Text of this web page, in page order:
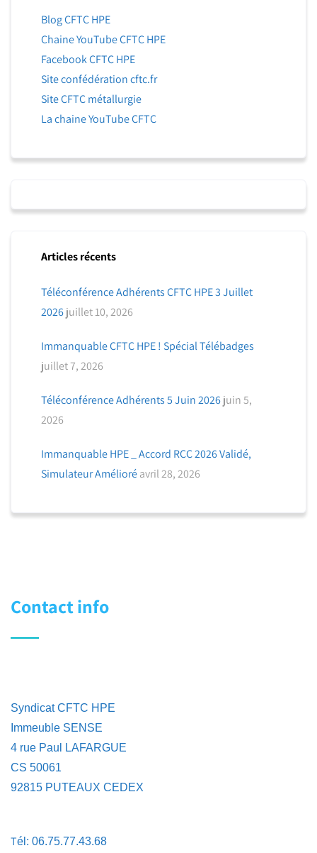
Blog CFTC HPE
Chaine YouTube CFTC HPE
Facebook CFTC HPE
Site confédération cftc.fr
Site CFTC métallurgie
La chaine YouTube CFTC
Articles récents
Téléconférence Adhérents CFTC HPE 3 Juillet
2026 juillet 10, 2026
Immanquable CFTC HPE ! Spécial Télébadges
juillet 7, 2026
Téléconférence Adhérents 5 Juin 2026 juin 5,
2026
Immanquable HPE _ Accord RCC 2026 Validé,
Simulateur Amélioré avril 28, 2026
Contact info
Syndicat CFTC HPE
Immeuble SENSE
4 rue Paul LAFARGUE
CS 50061
92815 PUTEAUX CEDEX
Tél: 06.75.77.43.68